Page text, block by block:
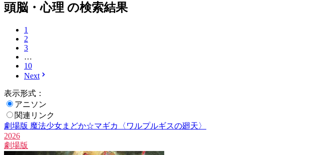
頭脳・心理 の検索結果
1
2
3
…
10
Next
表示形式：
アニソン
関連リンク
劇場版 魔法少女まどか☆マギカ〈ワルプルギスの廻天〉
2026
劇場版